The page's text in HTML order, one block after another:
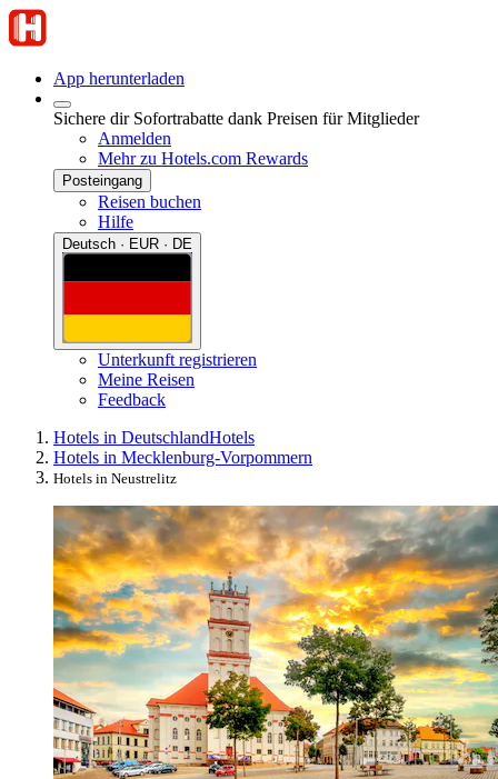
App herunterladen
Sichere dir Sofortrabatte dank Preisen für Mitglieder
Anmelden
Mehr zu Hotels.com Rewards
Posteingang
Reisen buchen
Hilfe
Deutsch · EUR · DE
Unterkunft registrieren
Meine Reisen
Feedback
Hotels in DeutschlandHotels
Hotels in Mecklenburg-Vorpommern
Hotels in Neustrelitz